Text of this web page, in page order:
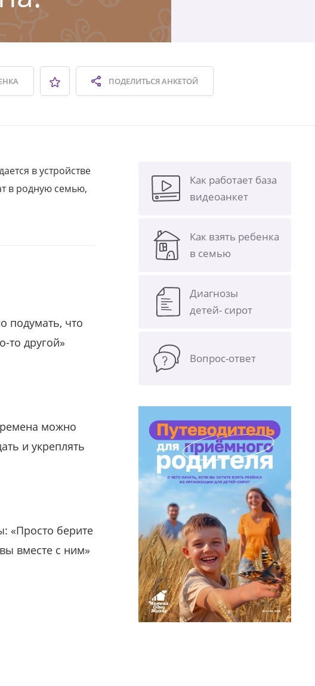
ПОДЕЛИТЬСЯАНКЕТОЙ
в устройстве
в родную семью,
подумать, что
то другой»
можно
и укреплять
«Просто берите
вместе с ним»
Как работает база
видеоанкет
Как взять ребенка
в семью
Диагнозы
детей- сирот
Вопрос-ответ